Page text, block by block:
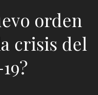
orden
crisis del